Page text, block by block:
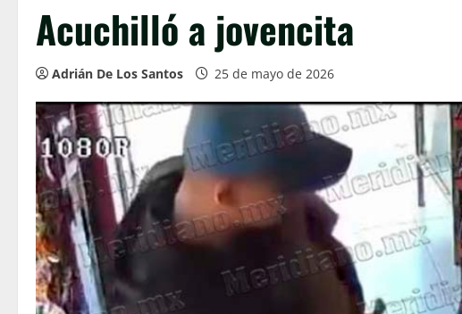
Acuchilló a jovencita
Adrián De Los Santos 25 de mayo de 2026